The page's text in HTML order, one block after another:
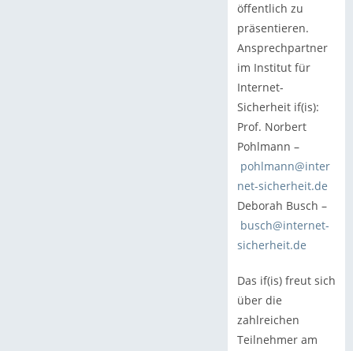
öffentlich zu
präsentieren.
Ansprechpartner
im Institut für
Internet-
Sicherheit if(is):
Prof. Norbert
Pohlmann –
pohlmann@inter
net-sicherheit.de
Deborah Busch –
busch@internet-
sicherheit.de
Das if(is) freut sich
über die
zahlreichen
Teilnehmer am